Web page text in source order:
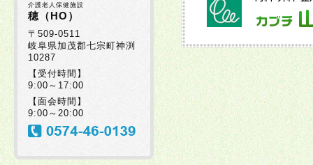
2025年08月05日
2025年07月30日
2025年07月08日
2025年07月08日
介護老人保健施設
穂（HO）
〒509-0511
岐阜県加茂郡七宗町神渕
10287
【受付時間】
9:00～17:00
【面会時間】
9:00～20:00